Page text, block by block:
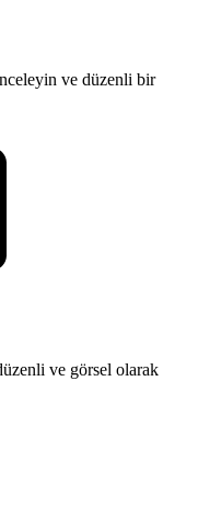
ve düzenli bir
ve görsel olarak